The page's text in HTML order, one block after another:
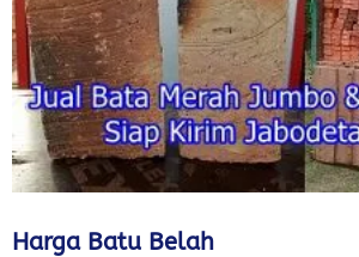
Harga Batu Belah